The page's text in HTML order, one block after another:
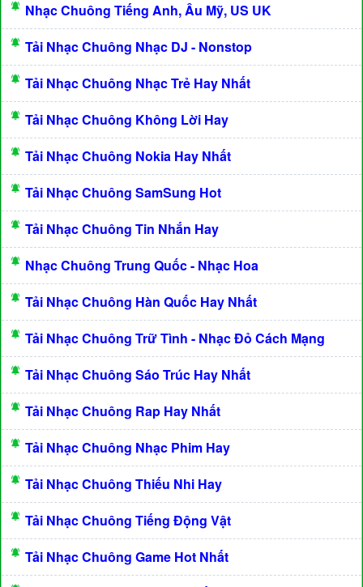
Nhạc Chuông Tiếng Anh, Âu Mỹ, US UK
Tải Nhạc Chuông Nhạc DJ - Nonstop
Tải Nhạc Chuông Nhạc Trẻ Hay Nhất
Tải Nhạc Chuông Không Lời Hay
Tải Nhạc Chuông Nokia Hay Nhất
Tải Nhạc Chuông SamSung Hot
Tải Nhạc Chuông Tin Nhắn Hay
Nhạc Chuông Trung Quốc - Nhạc Hoa
Tải Nhạc Chuông Hàn Quốc Hay Nhất
Tải Nhạc Chuông Trữ Tình - Nhạc Đỏ Cách Mạng
Tải Nhạc Chuông Sáo Trúc Hay Nhất
Tải Nhạc Chuông Rap Hay Nhất
Tải Nhạc Chuông Nhạc Phim Hay
Tải Nhạc Chuông Thiếu Nhi Hay
Tải Nhạc Chuông Tiếng Động Vật
Tải Nhạc Chuông Game Hot Nhất